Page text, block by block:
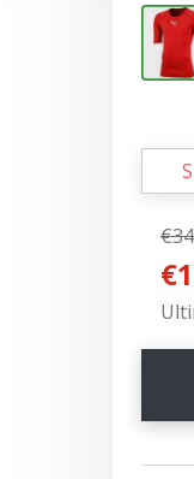
S